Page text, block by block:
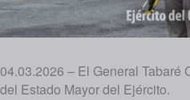
04.03.2026 – El General Tabaré
del Estado Mayor del Ejército.